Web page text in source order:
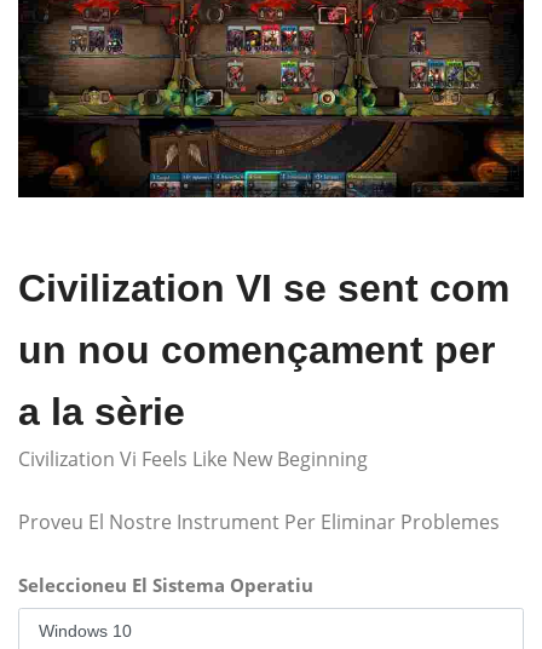
Civilization VI se sent com
un nou començament per
a la sèrie
Civilization Vi Feels Like New Beginning
Proveu El Nostre Instrument Per Eliminar Problemes
Seleccioneu El Sistema Operatiu